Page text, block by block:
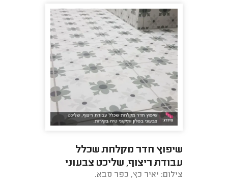
שיפוץ חדר מקלחת שכלל
עבודת ריצוף, שליכט צבעוני
בסלון ותיקוני טיח בקירות.
צילום: יאיר כץ, כפר סבא.